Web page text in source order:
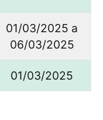
01/03/2025 a
06/03/2025
01/03/2025